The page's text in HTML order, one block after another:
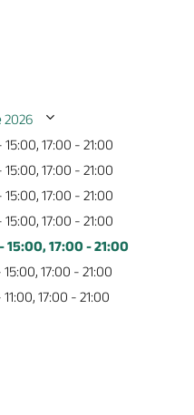
2026
17:00 - 21:00
17:00 - 21:00
17:00 - 21:00
17:00 - 21:00
15:00, 17:00 - 21:00
17:00 - 21:00
17:00 - 21:00